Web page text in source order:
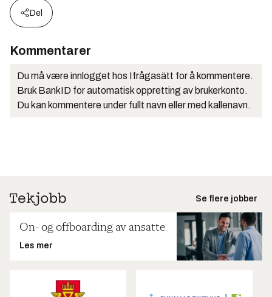
Del
Kommentarer
Du må være innlogget hos Ifrågasätt for å kommentere.
Bruk BankID for automatisk oppretting av brukerkonto.
Du kan kommentere under fullt navn eller med kallenavn.
Se flere jobber
On- og offboarding av ansatte
Les mer